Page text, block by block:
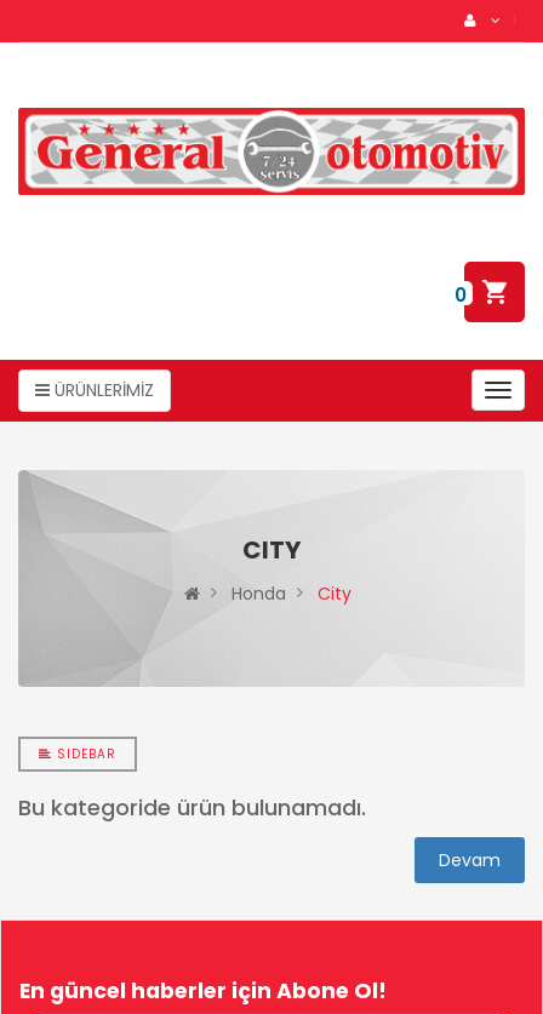
0
ÜRÜNLERİMİZ
CITY
Honda City
SIDEBAR
Bu kategoride ürün bulunamadı.
Devam
En güncel haberler için Abone Ol!